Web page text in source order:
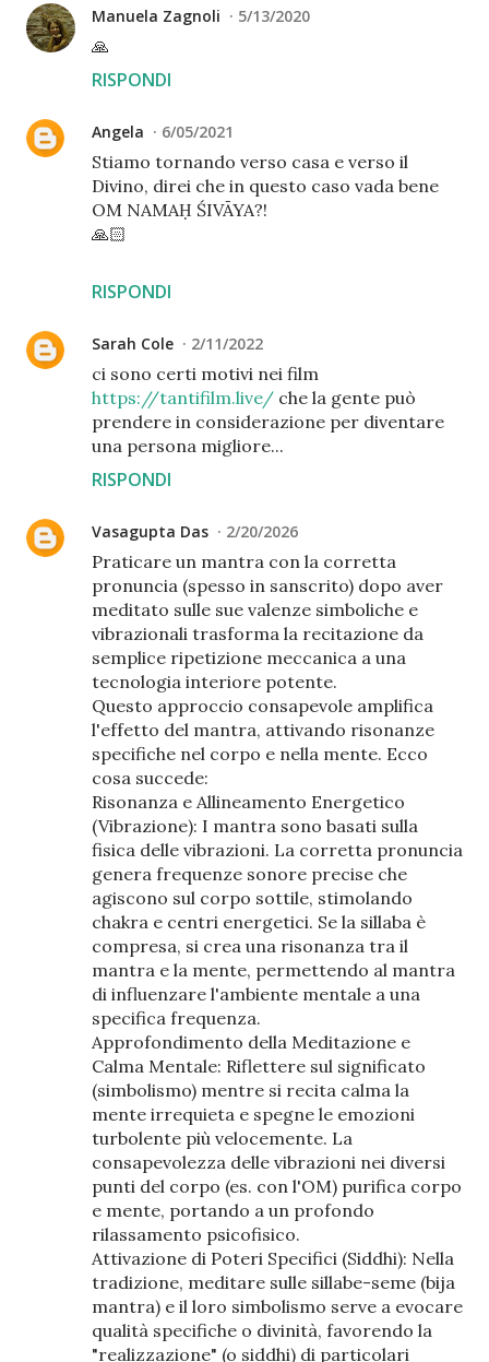
Manuela Zagnoli 5/13/2020
🙏
RISPONDI
Angela 6/05/2021
Stiamo tornando verso casa e verso il
Divino, direi che in questo caso vada bene
OM NAMAḤ ŚIVĀYA?!
🙏🏻
RISPONDI
Sarah Cole 2/11/2022
ci sono certi motivi nei film
https://tantifilm.live/ che la gente può
prendere in considerazione per diventare
una persona migliore...
RISPONDI
Vasagupta Das 2/20/2026
Praticare un mantra con la corretta
pronuncia (spesso in sanscrito) dopo aver
meditato sulle sue valenze simboliche e
vibrazionali trasforma la recitazione da
semplice ripetizione meccanica a una
tecnologia interiore potente.
Questo approccio consapevole amplifica
l'effetto del mantra, attivando risonanze
specifiche nel corpo e nella mente. Ecco
cosa succede:
Risonanza e Allineamento Energetico
(Vibrazione): I mantra sono basati sulla
fisica delle vibrazioni. La corretta pronuncia
genera frequenze sonore precise che
agiscono sul corpo sottile, stimolando
chakra e centri energetici. Se la sillaba è
compresa, si crea una risonanza tra il
mantra e la mente, permettendo al mantra
di influenzare l'ambiente mentale a una
specifica frequenza.
Approfondimento della Meditazione e
Calma Mentale: Riflettere sul significato
(simbolismo) mentre si recita calma la
mente irrequieta e spegne le emozioni
turbolente più velocemente. La
consapevolezza delle vibrazioni nei diversi
punti del corpo (es. con l'OM) purifica corpo
e mente, portando a un profondo
rilassamento psicofisico.
Attivazione di Poteri Specifici (Siddhi): Nella
tradizione, meditare sulle sillabe-seme (bija
mantra) e il loro simbolismo serve a evocare
qualità specifiche o divinità, favorendo la
"realizzazione" (o siddhi) di particolari